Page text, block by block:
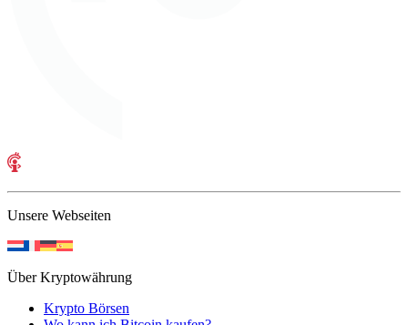
Unsere Webseiten
Über Kryptowährung
Krypto Börsen